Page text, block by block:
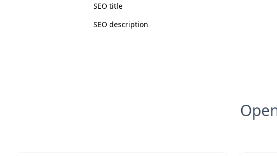
SEO title
SEO description